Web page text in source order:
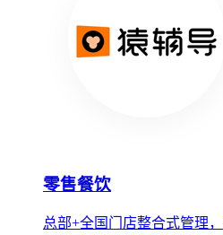
零售餐饮
总部+全国门店整合式管理